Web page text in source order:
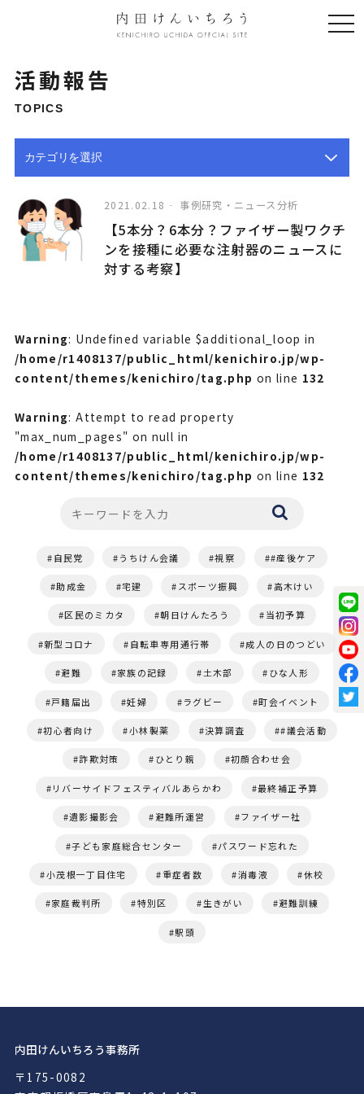
活動報告
TOPICS
2021.02.18 事例研究・ニュース分析
【5本分？6本分？ファイザー製ワクチ
ンを接種に必要な注射器のニュースに
対する考察】
Warning: Undefined variable $additional_loop in
/home/r1408137/public_html/kenichiro.jp/wp-
content/themes/kenichiro/tag.php on line 132
Warning: Attempt to read property
"max_num_pages" on null in
/home/r1408137/public_html/kenichiro.jp/wp-
content/themes/kenichiro/tag.php on line 132
自民党 うちけん会議 視察 #産後ケア
助成金 宅建 スポーツ振興 高木けい
区民のミカタ 朝日けんたろう 当初予算
新型コロナ 自転車専用通行帯 成人の日のつどい
避難 家族の記録 土木部 ひな人形
戸籍届出 妊婦 ラグビー 町会イベント
初心者向け 小林製薬 決算調査 #議会活動
詐欺対策 ひとり親 初顔合わせ会
リバーサイドフェスティバルあらかわ 最終補正予算
遺影撮影会 避難所運営 ファイザー社
子ども家庭総合センター パスワード忘れた
小茂根一丁目住宅 重症者数 消毒液 休校
家庭裁判所 特別区 生きがい 避難訓練
駅頭
内田けんいちろう事務所
〒175-0082